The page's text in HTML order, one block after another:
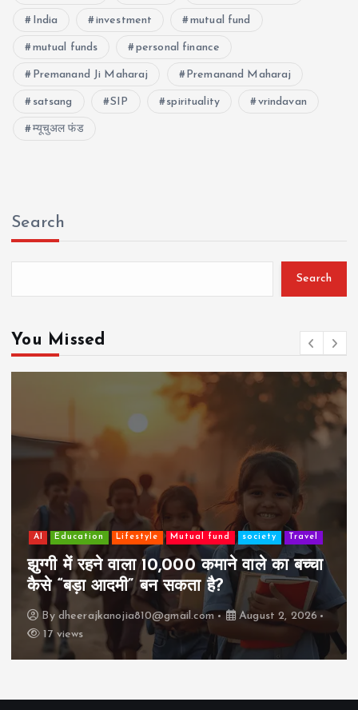
India investment mutual fund
mutual funds personal finance
Premanand Ji Maharaj Premanand Maharaj
satsang SIP spirituality vrindavan
म्यूचुअल फंड
Search
Search
You Missed
AI Education Lifestyle Mutual fund society Travel
झुग्गी में रहने वाला 10,000 कमाने वाले का बच्चा
कैसे “बड़ा आदमी” बन सकता है?
By dheerajkanojia810@gmail.com
August 2, 2026
17 views